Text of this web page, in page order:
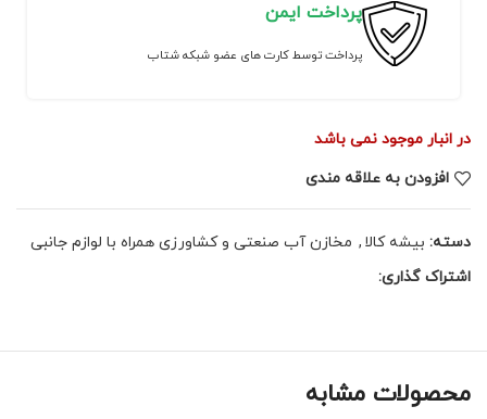
پرداخت ایمن
پرداخت توسط کارت های عضو شبکه شتاب
در انبار موجود نمی باشد
افزودن به علاقه مندی
دسته: بیشه کالا , مخازن آب صنعتی و کشاورزی همراه با لوازم جانبی
اشتراک گذاری:
محصولات مشابه